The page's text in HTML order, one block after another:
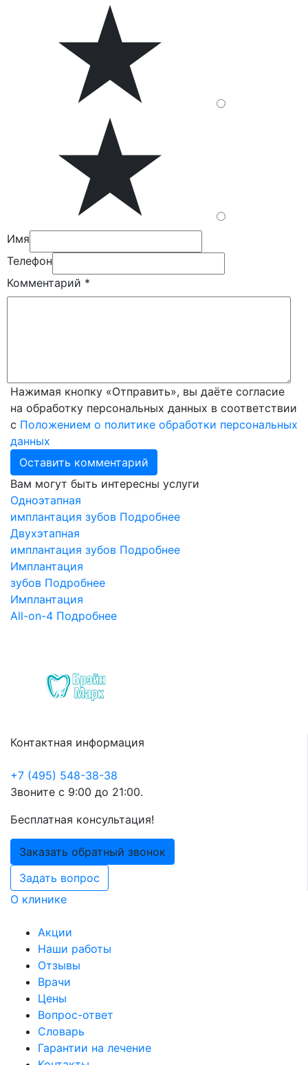
Имя
Телефон
Комментарий *
Нажимая кнопку «Отправить», вы даёте согласие
на обработку персональных данных в соответствии
с Положением о политике обработки персональных
данных
Вам могут быть интересны услуги
Одноэтапная
имплантация зубов Подробнее
Двухэтапная
имплантация зубов Подробнее
Имплантация
зубов Подробнее
Имплантация
All-on-4 Подробнее
Контактная информация
+7 (495) 548-38-38
Звоните с 9:00 до 21:00.
Бесплатная консультация!
Заказать обратный звонок
Задать вопрос
О клинике
Акции
Наши работы
Отзывы
Врачи
Цены
Вопрос-ответ
Словарь
Гарантии на лечение